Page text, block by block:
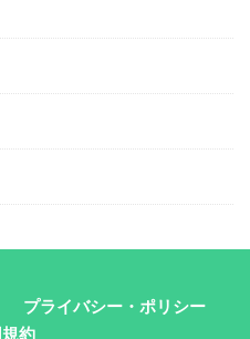
プライバシー・ポリシー
約